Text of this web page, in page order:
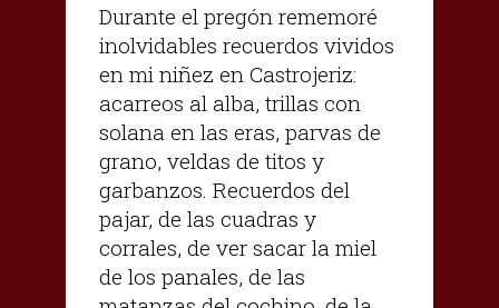
Durante el pregón rememoré
inolvidables recuerdos vividos
en mi niñez en Castrojeriz:
acarreos al alba, trillas con
solana en las eras, parvas de
grano, veldas de titos y
garbanzos. Recuerdos del
pajar, de las cuadras y
corrales, de ver sacar la miel
de los panales, de las